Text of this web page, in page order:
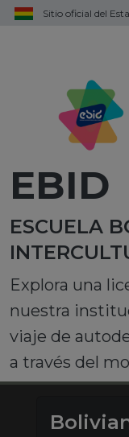
Sitio oficial del
EBID
ESCUELA
Explora una
nuestra
viaje de
a través del